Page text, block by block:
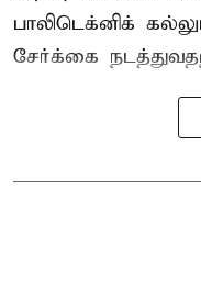
பாலிடெக்னிக்
சேர்க்கை